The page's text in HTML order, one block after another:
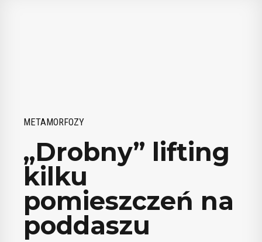
METAMORFOZY
„Drobny” lifting
kilku
pomieszczeń na
poddaszu